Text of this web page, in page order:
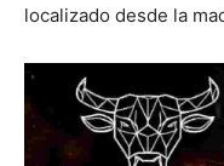
localizado desde la